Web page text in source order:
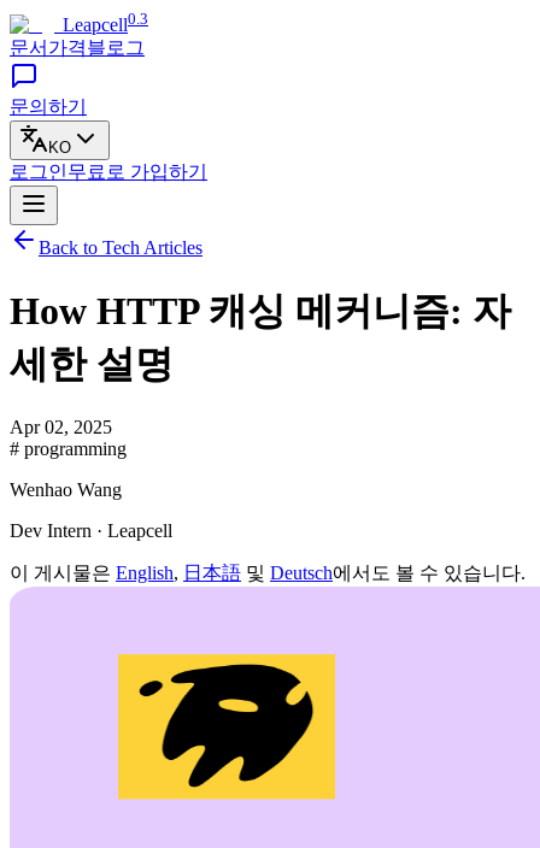
Leapcell0.3
문서 가격블로그
문의하기
KO
로그인무료로 가입하기
Back to Tech Articles
How HTTP 캐싱 메커니즘: 자
세한 설명
Apr 02, 2025
# programming
Wenhao Wang
Dev Intern · Leapcell
이 게시물은 English, 日本語 및 Deutsch에서도 볼 수 있습니다.